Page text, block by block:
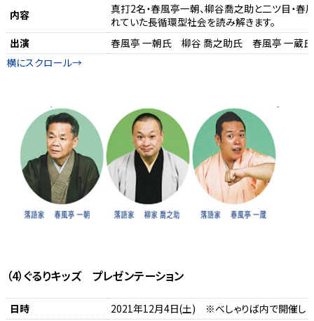
内容
真打2名・春風亭一朝、柳谷喬之助と二ツ目・
れていた長循環型社会を読み解きます。
出演
春風亭 一朝氏 柳谷 喬之助氏 春風亭 一蔵氏
（4）ぐるりキッズ プレゼンテーション
日時
2021年12月4日(土) ※べしゃりば内で開催し